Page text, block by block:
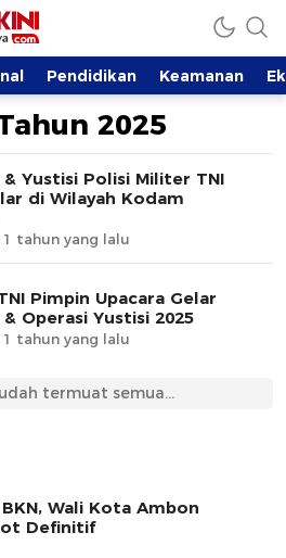
Terpercaya
Pendidikan Keamanan
2025
Yustisi Polisi Militer TNI
di Wilayah Kodam
1 tahun yang lalu
Pimpin Upacara Gelar
Operasi Yustisi 2025
1 tahun yang lalu
termuat semua...
Wali Kota Ambon
Definitif